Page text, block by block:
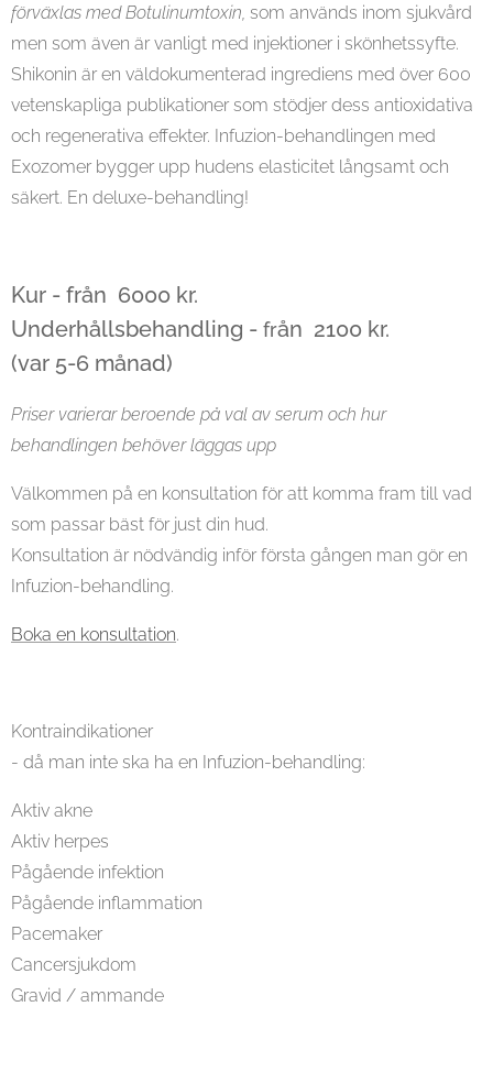
förväxlas med Botulinumtoxin, som används inom sjukvård
men som även är vanligt med injektioner i skönhetssyfte.
Shikonin är en väldokumenterad ingrediens med över 600
vetenskapliga publikationer som stödjer dess antioxidativa
och regenerativa effekter. Infuzion-behandlingen med
Exozomer bygger upp hudens elasticitet långsamt och
säkert. En deluxe-behandling!
Kur - från 6000 kr.
Underhållsbehandling - från 2100 kr.
(var 5-6 månad)
Priser varierar beroende på val av serum och hur
behandlingen behöver läggas upp
Välkommen på en konsultation för att komma fram till vad
som passar bäst för just din hud.
Konsultation är nödvändig inför första gången man gör en
Infuzion-behandling.
Boka en konsultation.
Kontraindikationer
- då man inte ska ha en Infuzion-behandling:
Aktiv akne
Aktiv herpes
Pågående infektion
Pågående inflammation
Pacemaker
Cancersjukdom
Gravid / ammande